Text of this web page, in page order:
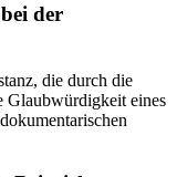
der
die durch die
Glaubwürdigkeit eines